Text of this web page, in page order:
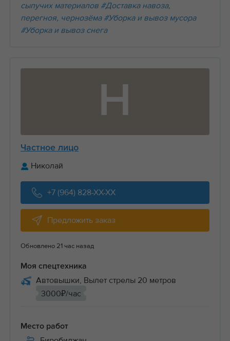
сыпучих материалов #Доставка навоза,
перегноя, чернозёма #Уборка и вывоз мусора
#Уборка и вывоз снега
Н
Частное лицо
Николай
+7 (964) 828-XX-XX
Предложить заказ
Обновлено 21 час назад
Моя спецтехника
Автовышки, Вылет стрелы 20 метров
3000₽/час
Место работ